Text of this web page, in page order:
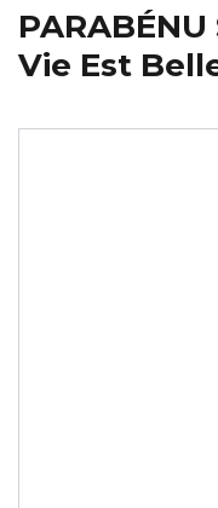
Vie Est